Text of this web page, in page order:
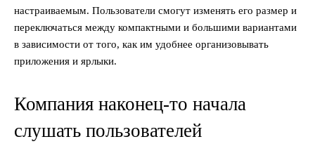
настраиваемым. Пользователи смогут изменять его размер и
переключаться между компактными и большими вариантами
в зависимости от того, как им удобнее организовывать
приложения и ярлыки.
Компания наконец-то начала
слушать пользователей